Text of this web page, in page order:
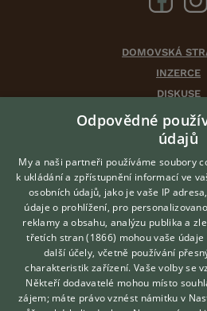
DOMOVSKÁ
INZERCE
DISKUSE
ČLÁNKY
CHOVATELSKÉ
VÝBĚR VHODNÉHO
O nás
Kontakt
Možnosti
Podmínky
Zpracování
Odpovědné
údajů
My a naši partneři používáme soubory
k ukládání a zpřístupnění informací ve
osobních údajů, jako je vaše IP
údaje o prohlížení, pro
reklamy a obsahu, analýzu publika a
třetích stran (1866) mohou vaše
další účely, včetně používání
charakteristik zařízení. Vaše volby se
Někteří dodavatelé mohou místo
zájem; máte právo vznést námitku v